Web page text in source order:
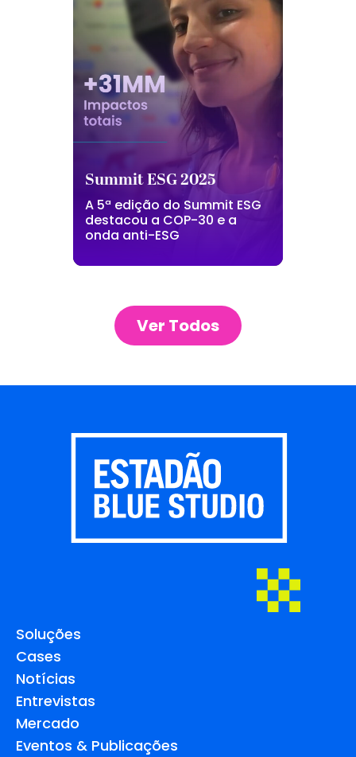
Summit ESG 2025
A 5ª edição do Summit ESG
destacou a COP-30 e a
onda anti-ESG
Ver Todos
Soluções
Cases
Notícias
Entrevistas
Mercado
Eventos & Publicações